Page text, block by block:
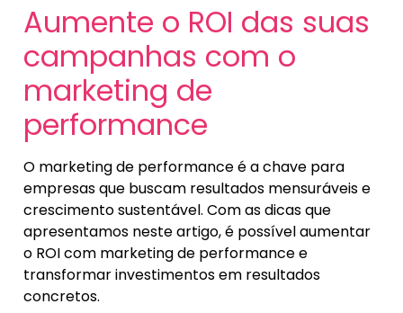
Aumente o ROI das suas
campanhas com o
marketing de
performance
O marketing de performance é a chave para
empresas que buscam resultados mensuráveis e
crescimento sustentável. Com as dicas que
apresentamos neste artigo, é possível aumentar
o ROI com marketing de performance e
transformar investimentos em resultados
concretos.